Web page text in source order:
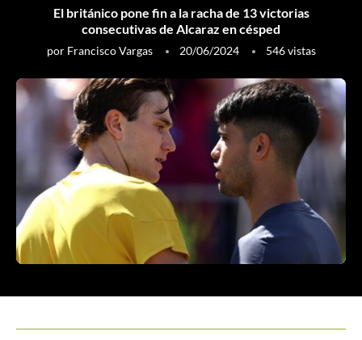
El británico pone fin a la racha de 13 victorias
consecutivas de Alcaraz en césped
por Francisco Vargas 20/06/2024 546vistas